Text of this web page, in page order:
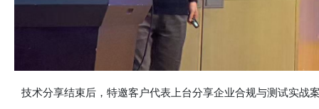
技术分享结束后，特邀客户代表上台分享企业合规与测试实战